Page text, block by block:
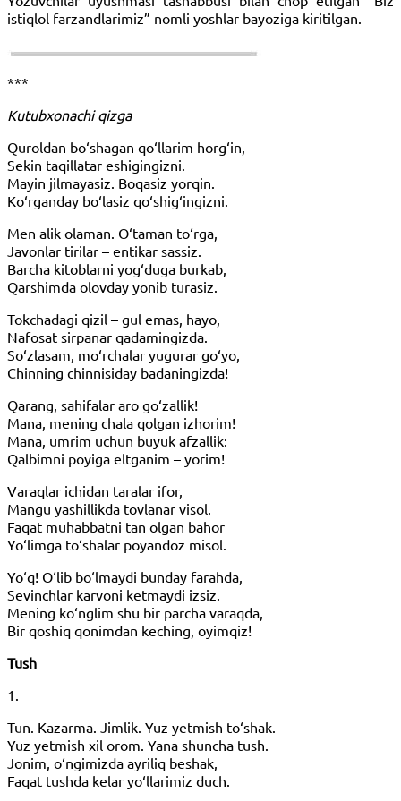
istiqlol farzandlarimiz” nomli yoshlar bayoziga kiritilgan.
***
Kutubxonachi qizga
Quroldan bo‘shagan qo‘llarim horg‘in,
Sekin taqillatar eshigingizni.
Mayin jilmayasiz. Boqasiz yorqin.
Ko‘rganday bo‘lasiz qo‘shig‘ingizni.
Men alik olaman. O‘taman to‘rga,
Javonlar tirilar – entikar sassiz.
Barcha kitoblarni yog‘duga burkab,
Qarshimda olovday yonib turasiz.
Tokchadagi qizil – gul emas, hayo,
Nafosat sirpanar qadamingizda.
So‘zlasam, mo‘rchalar yugurar go‘yo,
Chinning chinnisiday badaningizda!
Qarang, sahifalar aro go‘zallik!
Mana, mening chala qolgan izhorim!
Mana, umrim uchun buyuk afzallik:
Qalbimni poyiga eltganim – yorim!
Varaqlar ichidan taralar ifor,
Mangu yashillikda tovlanar visol.
Faqat muhabbatni tan olgan bahor
Yo‘limga to‘shalar poyandoz misol.
Yo‘q! O‘lib bo‘lmaydi bunday farahda,
Sevinchlar karvoni ketmaydi izsiz.
Mening ko‘nglim shu bir parcha varaqda,
Bir qoshiq qonimdan keching, oyimqiz!
Tush
1.
Tun. Kazarma. Jimlik. Yuz yetmish to‘shak.
Yuz yetmish xil orom. Yana shuncha tush.
Jonim, o‘ngimizda ayriliq beshak,
Faqat tushda kelar yo‘llarimiz duch.